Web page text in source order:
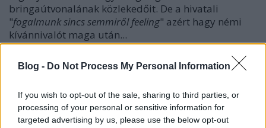
Blog - Do Not Process My Personal Information
If you wish to opt-out of the sale, sharing to third parties, or
processing of your personal or sensitive information for
targeted advertising by us, please use the below opt-out
bringaútvonalának közlekedőit. De a hivatali
"fogalmunk sincs semmiről feeling" azért hagy némi
kívánnivalót maga után...